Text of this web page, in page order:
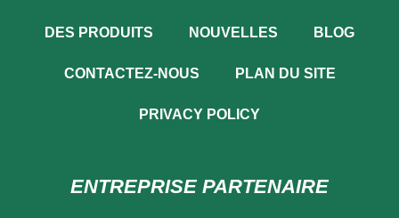
DES PRODUITS NOUVELLES BLOG
CONTACTEZ-NOUS PLAN DU SITE
PRIVACY POLICY
ENTREPRISE PARTENAIRE